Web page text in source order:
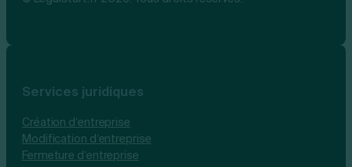
Services juridiques
Création d’entreprise
Modification d’entreprise
Fermeture d’entreprise